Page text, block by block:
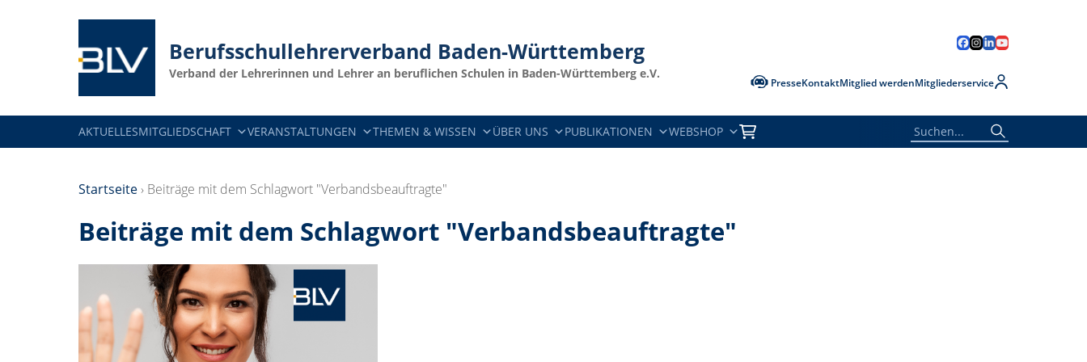
Berufsschullehrerverband Baden-Württemberg
Verband der Lehrerinnen und Lehrer an beruflichen Schulen in Baden-Württemberg e.V.
PresseKontaktMitglied werdenMitgliederservice
AKTUELLESMITGLIEDSCHAFT VERANSTALTUNGEN THEMEN & WISSEN ÜBER UNS PUBLIKATIONEN WEBSHOP
Startseite› Beiträge mit dem Schlagwort "Verbandsbeauftragte"
Beiträge mit dem Schlagwort "Verbandsbeauftragte"